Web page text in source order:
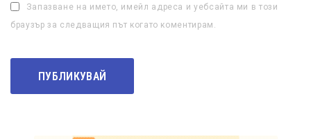
Запазване на името, имейл адреса и уебсайта ми в този
браузър за следващия път когато коментирам.